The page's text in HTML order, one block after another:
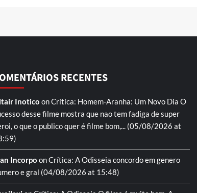
RECENTES
Inotico onCrítica: Homem-Aranha: Um Novo Dia O
desse filme mostra que nao tem fadiga de super
o que o publico quer é filme bom,... (05/08/2026 at
Incorpo onCrítica: A Odisseia concordo em genero
e gral (04/08/2026 at 15:48)